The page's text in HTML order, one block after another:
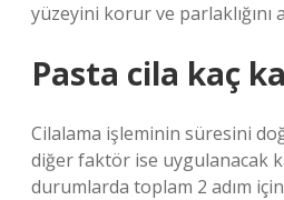
yüzeyini korur ve parlaklığını
Pasta cila kaç
Cilalama işleminin süresini
diğer faktör ise uygulanacak
durumlarda toplam 2 adım